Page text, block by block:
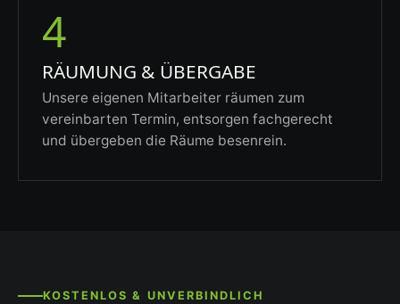
4
RÄUMUNG & ÜBERGABE
Unsere eigenen Mitarbeiter räumen zum
vereinbarten Termin, entsorgen fachgerecht
und übergeben die Räume besenrein.
KOSTENLOS & UNVERBINDLICH